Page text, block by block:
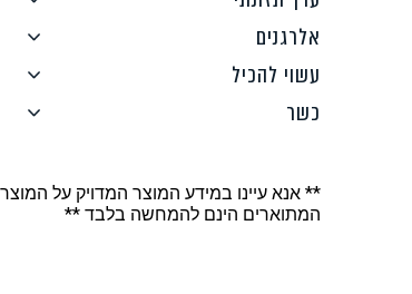
ממרחים ורטבים
איטלקי
אלרגנים
עשוי להכיל
כשר
** אנא עיינו במידע המוצר המדויק על
המתוארים הינם להמחשה בלבד **